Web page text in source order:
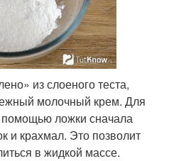
из слоеного теста,
молочный крем. Для
помощью ложки сначала
и крахмал. Это позволит
в жидкой массе.